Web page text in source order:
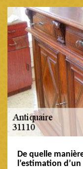
De quelle
l’estimation